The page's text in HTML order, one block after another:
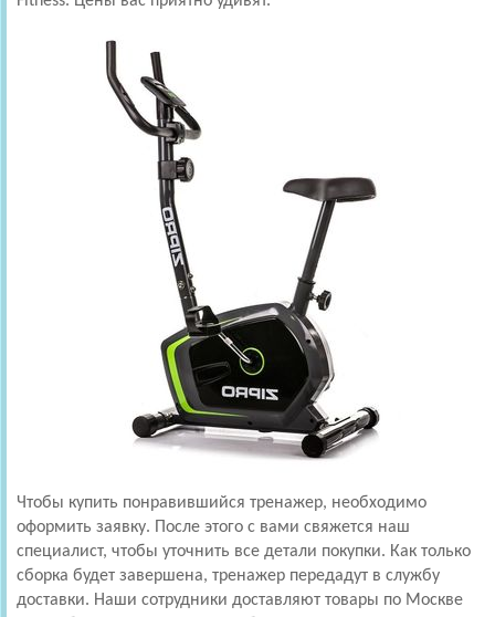
Чтобы купить понравившийся тренажер, необходимо
оформить заявку. После этого с вами свяжется наш
специалист, чтобы уточнить все детали покупки. Как только
сборка будет завершена, тренажер передадут в службу
доставки. Наши сотрудники доставляют товары по Москве